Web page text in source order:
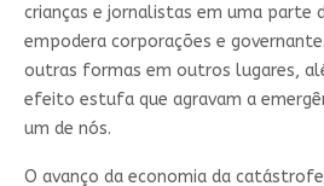
crianças e jornalistas em uma parte
empodera corporações e
outras formas em outros lugares,
efeito estufa que agravam a
um de nós.
O avanço da economia da